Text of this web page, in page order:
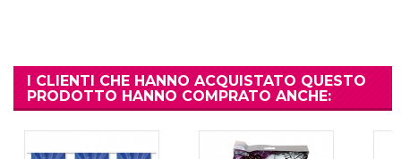
I CLIENTI CHE HANNO ACQUISTATO QUESTO
PRODOTTO HANNO COMPRATO ANCHE: